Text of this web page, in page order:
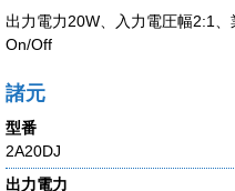
出力電力20W、入力電圧幅2:1
On/Off
諸元
型番
2A20DJ
出力電力